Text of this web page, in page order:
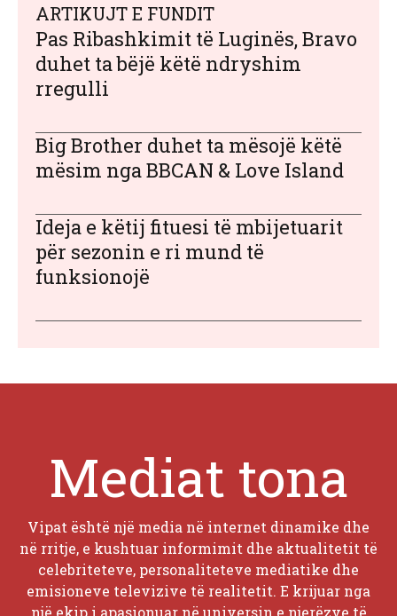
ARTIKUJT E FUNDIT
Pas Ribashkimit të Luginës, Bravo
duhet ta bëjë këtë ndryshim
rregulli
Big Brother duhet ta mësojë këtë
mësim nga BBCAN & Love Island
Ideja e këtij fituesi të mbijetuarit
për sezonin e ri mund të
funksionojë
Mediat tona
Vipat është një media në internet dinamike dhe
në rritje, e kushtuar informimit dhe aktualitetit të
celebriteteve, personaliteteve mediatike dhe
emisioneve televizive të realitetit. E krijuar nga
një ekip i apasionuar në universin e njerëzve të